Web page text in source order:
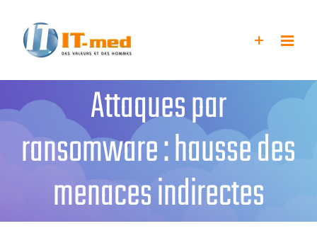
contenu
Attaques par
ransomware : hausse des
menaces indirectes